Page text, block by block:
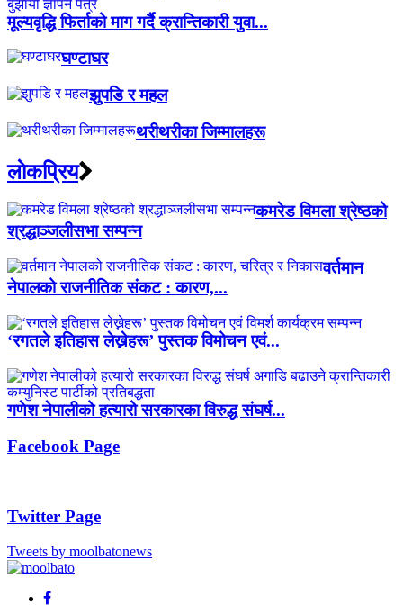
मूल्यवृद्धि फिर्ताको माग गर्दै क्रान्तिकारी युवा...
घण्टाघर
झुपडि र महल
थरीथरीका जिम्मालहरू
लाेकप्रिय
कमरेड विमला श्रेष्ठको
श्रद्धाञ्जलीसभा सम्पन्न
वर्तमान
नेपालको राजनीतिक संकट : कारण,...
‘रगतले इतिहास लेख्नेहरू’ पुस्तक विमोचन एवं...
गणेश नेपालीको हत्यारो सरकारका विरुद्ध संघर्ष...
Facebook Page
Twitter Page
Tweets by moolbatonews